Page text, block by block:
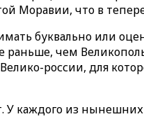
Моравии, что в
буквально или
раньше, чем
россии, для
каждого из